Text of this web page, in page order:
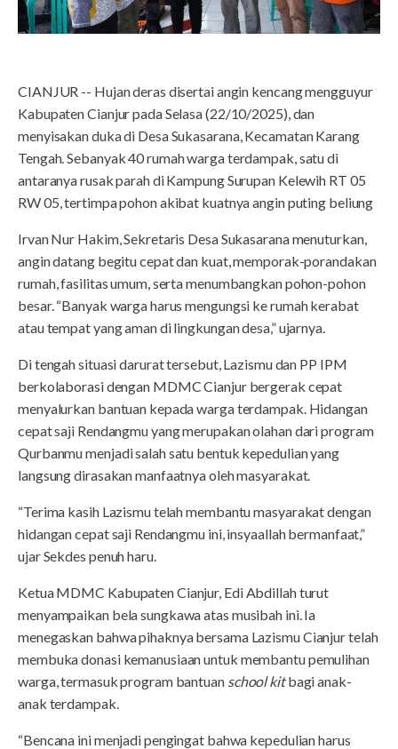
CIANJUR -- Hujan deras disertai angin kencang mengguyur
Kabupaten Cianjur pada Selasa (22/10/2025), dan
menyisakan duka di Desa Sukasarana, Kecamatan Karang
Tengah. Sebanyak 40 rumah warga terdampak, satu di
antaranya rusak parah di Kampung Surupan Kelewih RT 05
RW 05, tertimpa pohon akibat kuatnya angin puting beliung
Irvan Nur Hakim, Sekretaris Desa Sukasarana menuturkan,
angin datang begitu cepat dan kuat, memporak-porandakan
rumah, fasilitas umum, serta menumbangkan pohon-pohon
besar. “Banyak warga harus mengungsi ke rumah kerabat
atau tempat yang aman di lingkungan desa,” ujarnya.
Di tengah situasi darurat tersebut, Lazismu dan PP IPM
berkolaborasi dengan MDMC Cianjur bergerak cepat
menyalurkan bantuan kepada warga terdampak. Hidangan
cepat saji Rendangmu yang merupakan olahan dari program
Qurbanmu menjadi salah satu bentuk kepedulian yang
langsung dirasakan manfaatnya oleh masyarakat.
“Terima kasih Lazismu telah membantu masyarakat dengan
hidangan cepat saji Rendangmu ini, insyaallah bermanfaat,”
ujar Sekdes penuh haru.
Ketua MDMC Kabupaten Cianjur, Edi Abdillah turut
menyampaikan bela sungkawa atas musibah ini. Ia
menegaskan bahwa pihaknya bersama Lazismu Cianjur telah
membuka donasi kemanusiaan untuk membantu pemulihan
warga, termasuk program bantuan school kitbagi anak-
anak terdampak.
“Bencana ini menjadi pengingat bahwa kepedulian harus